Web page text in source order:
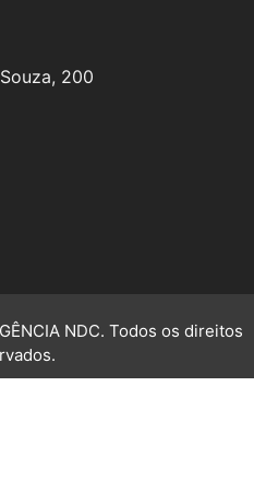
200
NDC. Todos os direitos